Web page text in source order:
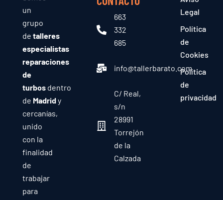
un
grupo
de talleres
especialistas
reparaciones
de
turbosdentro
de Madridy
cercanías,
unido
con la
finalidad
de
trabajar
para
663
332
685
info@tallerbarato.com
C/ Real,
s/n
28991
Torrejón
de la
Calzada
Legal
Política
de
Cookies
Política
de
privacidad